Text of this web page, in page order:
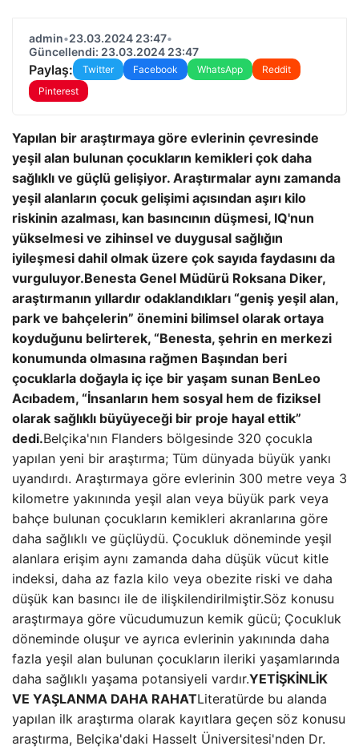
admin•23.03.2024 23:47•
Güncellendi: 23.03.2024 23:47
Paylaş: Twitter Facebook WhatsApp
Reddit
Pinterest
Yapılan bir araştırmaya göre evlerinin çevresinde
yeşil alan bulunan çocukların kemikleri çok daha
sağlıklı ve güçlü gelişiyor. Araştırmalar aynı zamanda
yeşil alanların çocuk gelişimi açısından aşırı kilo
riskinin azalması, kan basıncının düşmesi, IQ'nun
yükselmesi ve zihinsel ve duygusal sağlığın
iyileşmesi dahil olmak üzere çok sayıda faydasını da
vurguluyor.Benesta Genel Müdürü Roksana Diker,
araştırmanın yıllardır odaklandıkları “geniş yeşil alan,
park ve bahçelerin” önemini bilimsel olarak ortaya
koyduğunu belirterek, “Benesta, şehrin en merkezi
konumunda olmasına rağmen Başından beri
çocuklarla doğayla iç içe bir yaşam sunan BenLeo
Acıbadem, “İnsanların hem sosyal hem de fiziksel
olarak sağlıklı büyüyeceği bir proje hayal ettik”
dedi.Belçika'nın Flanders bölgesinde 320 çocukla
yapılan yeni bir araştırma; Tüm dünyada büyük yankı
uyandırdı. Araştırmaya göre evlerinin 300 metre veya 3
kilometre yakınında yeşil alan veya büyük park veya
bahçe bulunan çocukların kemikleri akranlarına göre
daha sağlıklı ve güçlüydü. Çocukluk döneminde yeşil
alanlara erişim aynı zamanda daha düşük vücut kitle
indeksi, daha az fazla kilo veya obezite riski ve daha
düşük kan basıncı ile de ilişkilendirilmiştir.Söz konusu
araştırmaya göre vücudumuzun kemik gücü; Çocukluk
döneminde oluşur ve ayrıca evlerinin yakınında daha
fazla yeşil alan bulunan çocukların ileriki yaşamlarında
daha sağlıklı yaşama potansiyeli vardır.YETİŞKİNLİK
VE YAŞLANMA DAHA RAHATLiteratürde bu alanda
yapılan ilk araştırma olarak kayıtlara geçen söz konusu
araştırma, Belçika'daki Hasselt Üniversitesi'nden Dr.